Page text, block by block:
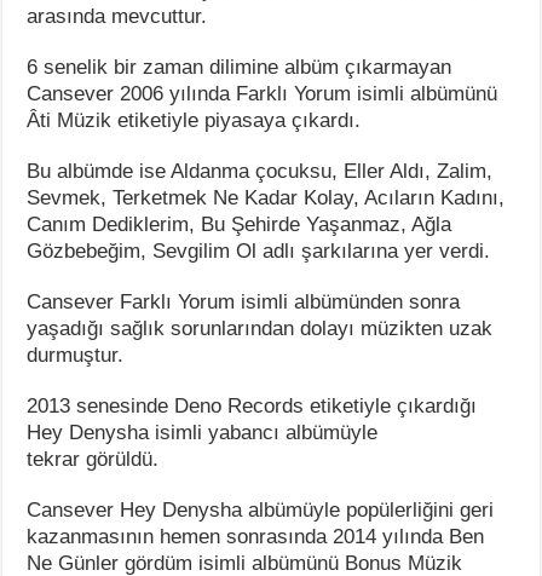
arasında mevcuttur.
6 senelik bir zaman dilimine albüm çıkarmayan
Cansever 2006 yılında Farklı Yorum isimli albümünü
Âti Müzik etiketiyle piyasaya çıkardı.
Bu albümde ise Aldanma çocuksu, Eller Aldı, Zalim,
Sevmek, Terketmek Ne Kadar Kolay, Acıların Kadını,
Canım Dediklerim, Bu Şehirde Yaşanmaz, Ağla
Gözbebeğim, Sevgilim Ol adlı şarkılarına yer verdi.
Cansever Farklı Yorum isimli albümünden sonra
yaşadığı sağlık sorunlarından dolayı müzikten uzak
durmuştur.
2013 senesinde Deno Records etiketiyle çıkardığı
Hey Denysha isimli yabancı albümüyle
tekrar görüldü.
Cansever Hey Denysha albümüyle popülerliğini geri
kazanmasının hemen sonrasında 2014 yılında Ben
Ne Günler gördüm isimli albümünü Bonus Müzik